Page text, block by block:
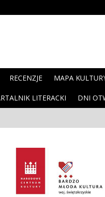
RECENZJE MAPA
LITERACKI DNI